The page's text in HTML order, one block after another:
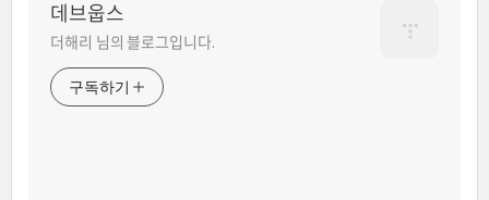
데브웁스
더해리 님의 블로그입니다.
구독하기